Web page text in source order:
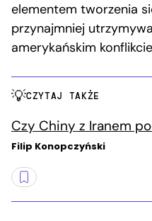
elementem tworzenia
przynajmniej
amerykańskim
CZYTAJ TAKŻE
Czy Chiny z Iranem
Filip Konopczyński